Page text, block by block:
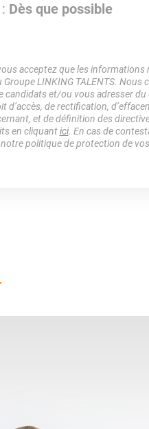
Dès que possible
acceptez que les
LINKING TALENTS.
candidats et/ou vous adresser du
d’accès, de rectification,
et de définition des
en cliquantici. En cas de
politique de protection de